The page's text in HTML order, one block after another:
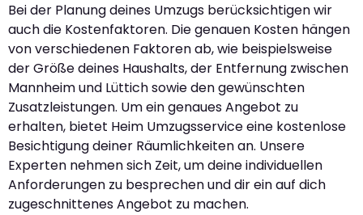
Bei der Planung deines Umzugs berücksichtigen wir
auch die Kostenfaktoren. Die genauen Kosten hängen
von verschiedenen Faktoren ab, wie beispielsweise
der Größe deines Haushalts, der Entfernung zwischen
Mannheim und Lüttich sowie den gewünschten
Zusatzleistungen. Um ein genaues Angebot zu
erhalten, bietet Heim Umzugsservice eine kostenlose
Besichtigung deiner Räumlichkeiten an. Unsere
Experten nehmen sich Zeit, um deine individuellen
Anforderungen zu besprechen und dir ein auf dich
zugeschnittenes Angebot zu machen.